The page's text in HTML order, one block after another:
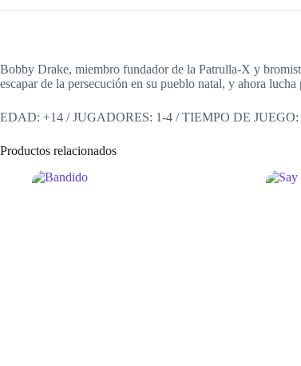
Bobby Drake, miembro fundador de la Patrulla-X y
escapar de la persecución en su pueblo natal, y ahora
EDAD: +14 / JUGADORES: 1-4 / TIEMPO DE
Productos relacionados